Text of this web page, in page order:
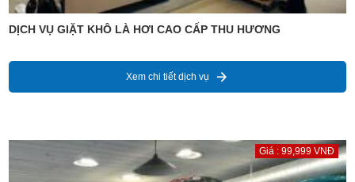
DỊCH VỤ GIẶT KHÔ LÀ HƠI CAO CẤP THU HƯƠNG
Xem chi tiết dịch vụ
Giá : 99,999 VNĐ